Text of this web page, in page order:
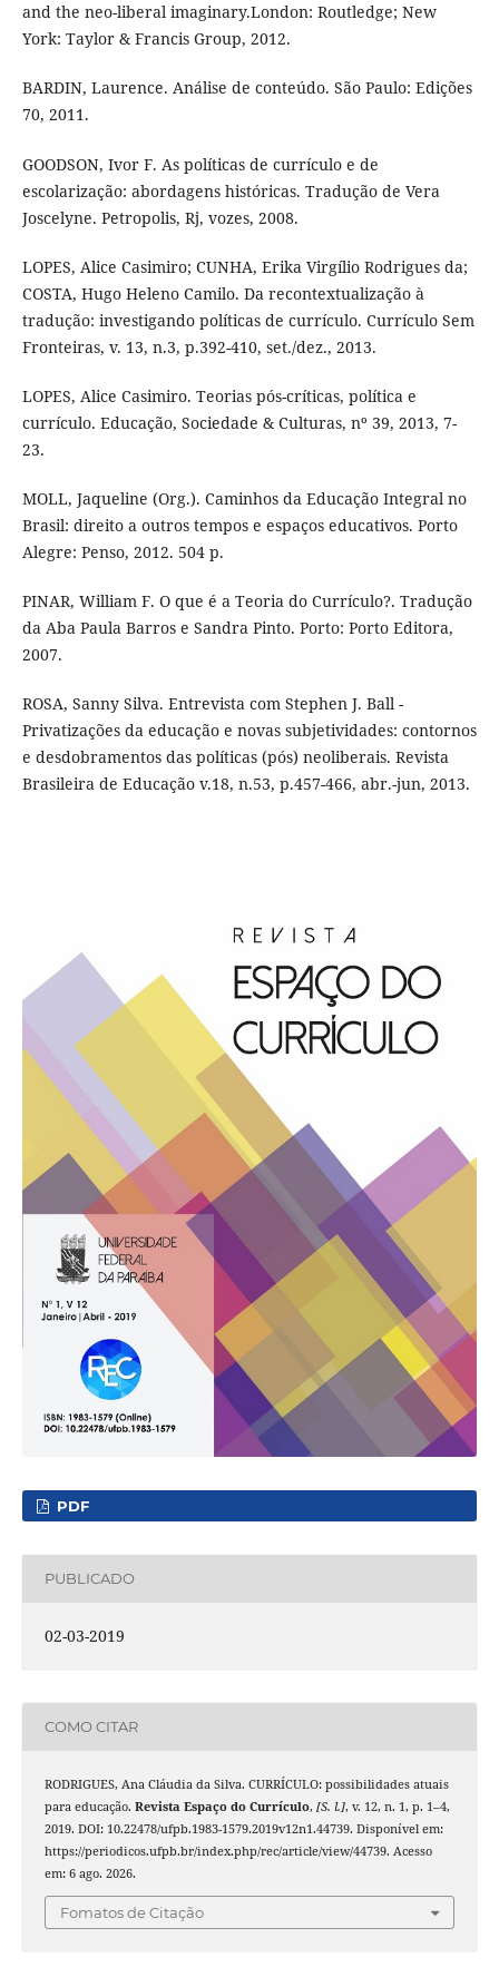
and the neo-liberal imaginary.London: Routledge; New
York: Taylor & Francis Group, 2012.
BARDIN, Laurence. Análise de conteúdo. São Paulo: Edições
70, 2011.
GOODSON, Ivor F. As políticas de currículo e de
escolarização: abordagens históricas. Tradução de Vera
Joscelyne. Petropolis, Rj, vozes, 2008.
LOPES, Alice Casimiro; CUNHA, Erika Virgílio Rodrigues da;
COSTA, Hugo Heleno Camilo. Da recontextualização à
tradução: investigando políticas de currículo. Currículo Sem
Fronteiras, v. 13, n.3, p.392-410, set./dez., 2013.
LOPES, Alice Casimiro. Teorias pós-críticas, política e
currículo. Educação, Sociedade & Culturas, nº 39, 2013, 7-
23.
MOLL, Jaqueline (Org.). Caminhos da Educação Integral no
Brasil: direito a outros tempos e espaços educativos. Porto
Alegre: Penso, 2012. 504 p.
PINAR, William F. O que é a Teoria do Currículo?. Tradução
da Aba Paula Barros e Sandra Pinto. Porto: Porto Editora,
2007.
ROSA, Sanny Silva. Entrevista com Stephen J. Ball -
Privatizações da educação e novas subjetividades: contornos
e desdobramentos das políticas (pós) neoliberais. Revista
Brasileira de Educação v.18, n.53, p.457-466, abr.-jun, 2013.
PDF
PUBLICADO
02-03-2019
COMO CITAR
RODRIGUES, Ana Cláudia da Silva. CURRÍCULO: possibilidades atuais
para educação. Revista Espaço do Currículo, [S. l.], v. 12, n. 1, p. 1–4,
2019. DOI: 10.22478/ufpb.1983-1579.2019v12n1.44739. Disponível em:
https://periodicos.ufpb.br/index.php/rec/article/view/44739. Acesso
em: 6 ago. 2026.
Fomatos de Citação